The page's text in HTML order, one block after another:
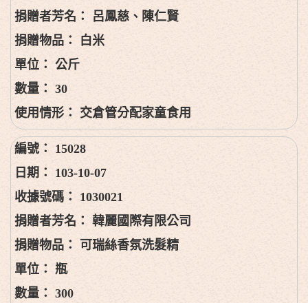
呂鳳慈、陳仁賢
白米
公斤
30
交倉管分配家童食用
15028
103-10-07
1030021
韓麗國際有限公司
可瑞絲香氛洗髮精
瓶
300